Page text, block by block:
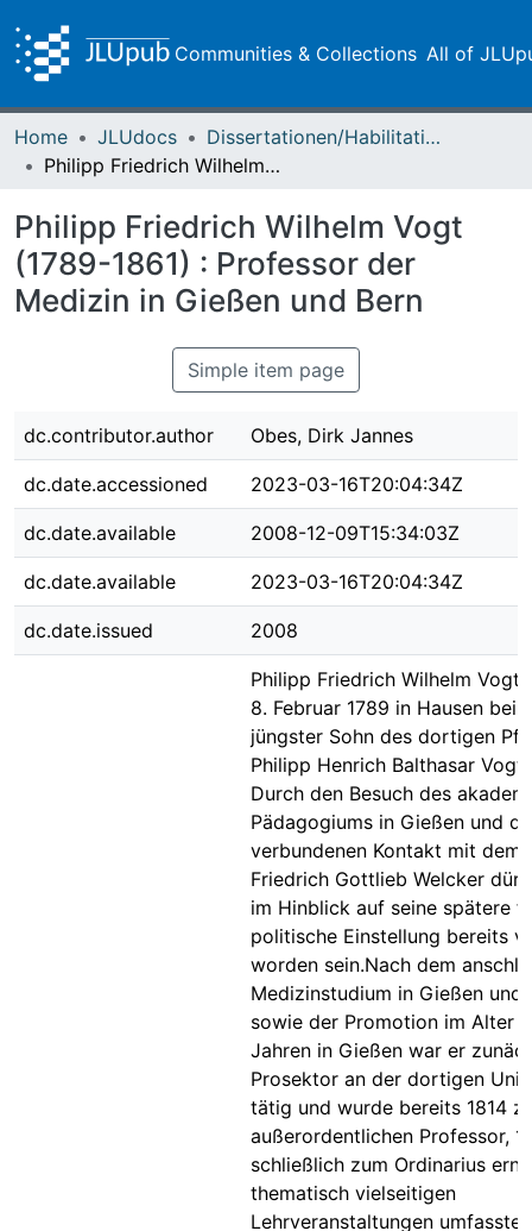
Communities & Collections All of
Home JLUdocs
Dissertationen/Habilitationen
Philipp Friedrich Wilhelm Vogt (1789-1861) : Professor der Medizin in Gießen und Bern
Philipp Friedrich Wilhelm Vogt
(1789-1861) : Professor der
Medizin in Gießen und Bern
Simple item page
dc.contributor.author Obes, Dirk Jannes
dc.date.accessioned 2023-03-16T20:04:34Z
dc.date.available 2008-12-09T15:34:03Z
dc.date.available 2023-03-16T20:04:34Z
dc.date.issued 2008
Philipp Friedrich Wilhelm Vogt
8. Februar 1789 in Hausen bei
jüngster Sohn des dortigen
Philipp Henrich Balthasar Vogt
Durch den Besuch des
Pädagogiums in Gießen und
verbundenen Kontakt mit dem
Friedrich Gottlieb Welcker
im Hinblick auf seine spätere
politische Einstellung bereits
worden sein.Nach dem
Medizinstudium in Gießen und
sowie der Promotion im Alter
Jahren in Gießen war er
Prosektor an der dortigen
tätig und wurde bereits 1814
außerordentlichen Professor,
schließlich zum Ordinarius
thematisch vielseitigen
Lehrveranstaltungen